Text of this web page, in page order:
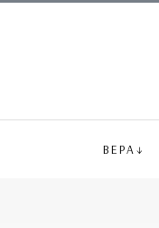
ВЕРА